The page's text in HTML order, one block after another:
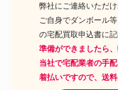
弊社にご連絡いただ
ご自身でダンボール
の宅配買取申込書に
準備ができましたら
当社で宅配業者の手配
着払いですので、送